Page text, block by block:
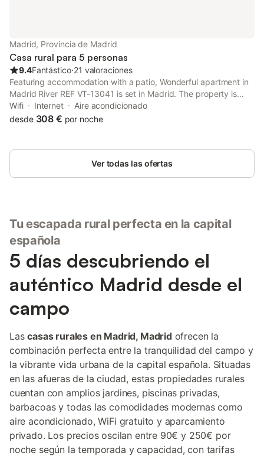
Madrid, Provincia de Madrid
Casa rural para 5 personas
9.4Fantástico⋅21 valoraciones
Featuring accommodation with a patio, Wonderful apartment in
Madrid River REF VT-13041 is set in Madrid. The property is
situated 3.6 km from Plaza Mayor, 3.8 km from Casa de Campo
and 3.8 km from Puerta del Sol.
Wifi Internet
Aire acondicionado
desde 308 € por noche
Ver todas las ofertas
Tu escapada rural perfecta en la capital
española
5 días descubriendo el
auténtico Madrid desde el
campo
Lascasas rurales en Madrid, Madridofrecen la
combinación perfecta entre la tranquilidad del campo y
la vibrante vida urbana de la capital española. Situadas
en las afueras de la ciudad, estas propiedades rurales
cuentan con amplios jardines, piscinas privadas,
barbacoas y todas las comodidades modernas como
aire acondicionado, WiFi gratuito y aparcamiento
privado. Los precios oscilan entre 90€ y 250€ por
noche según la temporada y capacidad, con tarifas